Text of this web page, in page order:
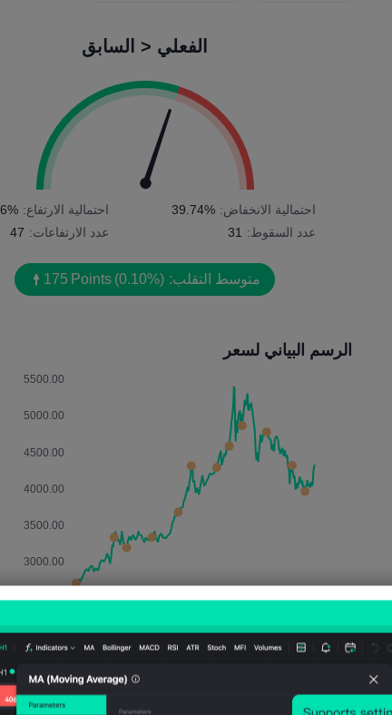
الفعلي < السابق
احتمالية الارتفاع:
عدد الارتفاعات: 47
احتمالية الانخفاض: 39.74%
عدد السقوط: 31
متوسط التقلب: 175 Points (0.10%)
الرسم البياني لسعر